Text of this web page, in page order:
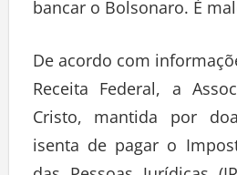
bancar o Bolsonaro. É
De acordo com
Receita Federal, a
Cristo, mantida por
isenta de pagar o